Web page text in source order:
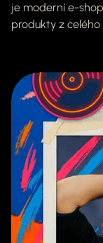
je moderní e-
produkty z celého